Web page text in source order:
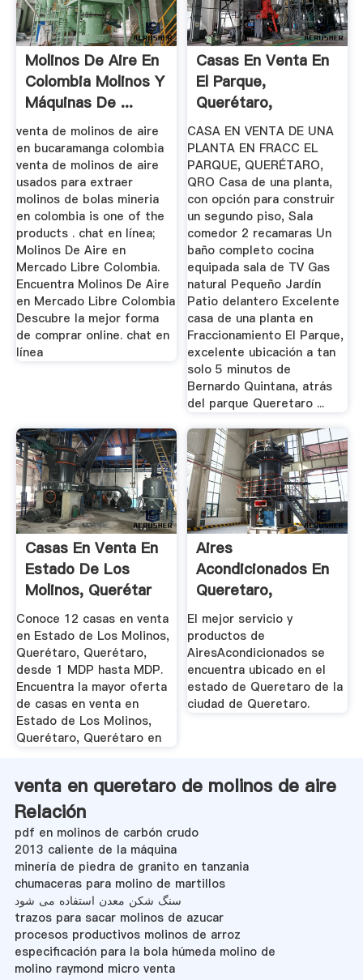
Molinos De Aire En
Colombia Molinos Y
Máquinas De ...
venta de molinos de aire
en bucaramanga colombia
venta de molinos de aire
usados para extraer
molinos de bolas mineria
en colombia is one of the
products . chat en línea;
Molinos De Aire en
Mercado Libre Colombia.
Encuentra Molinos De Aire
en Mercado Libre Colombia
Descubre la mejor forma
de comprar online. chat en
línea
Casas En Venta En
El Parque,
Querétaro,
Querétaro ...
CASA EN VENTA DE UNA
PLANTA EN FRACC EL
PARQUE, QUERÉTARO,
QRO Casa de una planta,
con opción para construir
un segundo piso, Sala
comedor 2 recamaras Un
baño completo cocina
equipada sala de TV Gas
natural Pequeño Jardín
Patio delantero Excelente
casa de una planta en
Fraccionamiento El Parque,
excelente ubicación a tan
solo 5 minutos de
Bernardo Quintana, atrás
del parque Queretaro ...
Casas En Venta En
Estado De Los
Molinos, Querétar
...
Conoce 12 casas en venta
en Estado de Los Molinos,
Querétaro, Querétaro,
desde 1 MDP hasta MDP.
Encuentra la mayor oferta
de casas en venta en
Estado de Los Molinos,
Querétaro, Querétaro en
Aires
Acondicionados En
Queretaro,
Queretaro.
El mejor servicio y
productos de
AiresAcondicionados se
encuentra ubicado en el
estado de Queretaro de la
ciudad de Queretaro.
venta en queretaro de molinos de aire
Relación
pdf en molinos de carbón crudo
2013 caliente de la máquina
minería de piedra de granito en tanzania
chumaceras para molino de martillos
سنگ شکن معدن استفاده می شود
trazos para sacar molinos de azucar
procesos productivos molinos de arroz
especificación para la bola húmeda molino de
molino raymond micro venta